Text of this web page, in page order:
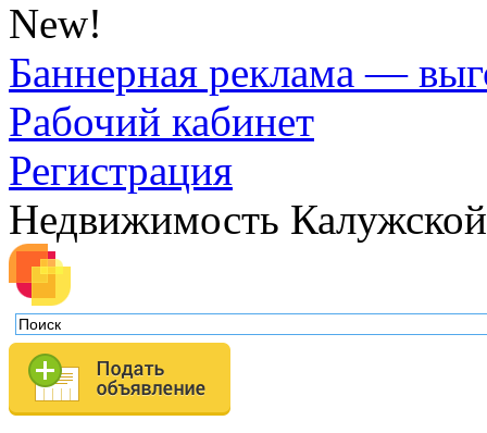
New!
Баннерная реклама —
Рабочий кабинет
Регистрация
Недвижимость